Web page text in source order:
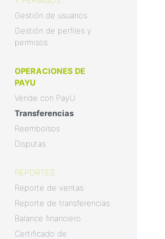
Gestión de usuarios
Gestión de perfiles y
permisos
OPERACIONES DE
PAYU
Vende con PayU
Transferencias
Reembolsos
Disputas
REPORTES
Reporte de ventas
Reporte de transferencias
Balance financiero
Certificado de